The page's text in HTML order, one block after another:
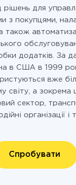
для
з покупцями,
додатків. За
в США в 1999
вже
світу, а зокрема
сектор,
організації і
Спробувати